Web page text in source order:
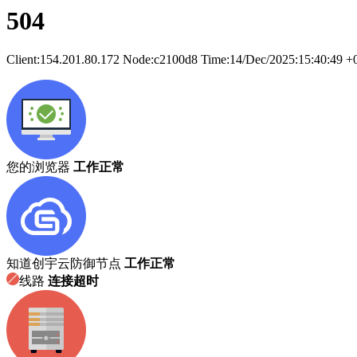
504
Client:154.201.80.172 Node:c2100d8 Time:14/Dec/2025:15:40:49
您的浏览器 工作正常
知道创宇云防御节点 工作正常
线路 连接超时